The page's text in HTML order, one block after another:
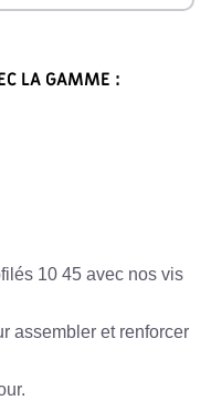
LA GAMME :
10 45 avec nos vis
assembler et renforcer